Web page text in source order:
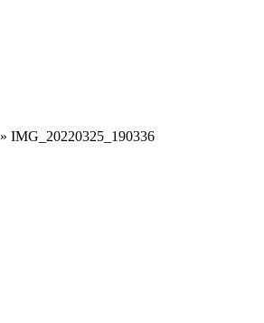
» IMG_20220325_190336